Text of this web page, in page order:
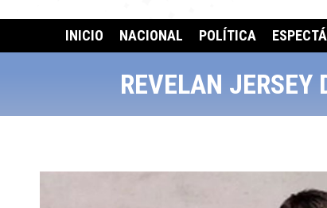
INICIO NACIONAL POLÍTICA
REVELAN